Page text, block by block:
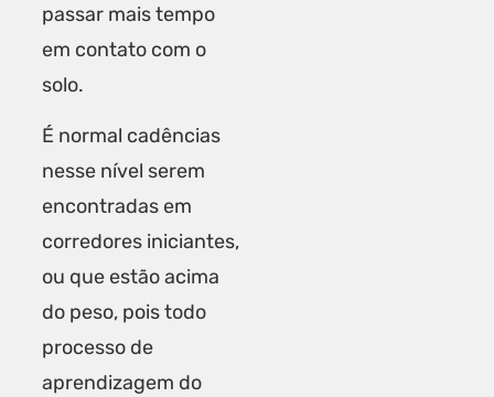
passar mais tempo
em contato com o
solo.
É normal cadências
nesse nível serem
encontradas em
corredores iniciantes,
ou que estão acima
do peso, pois todo
processo de
aprendizagem do